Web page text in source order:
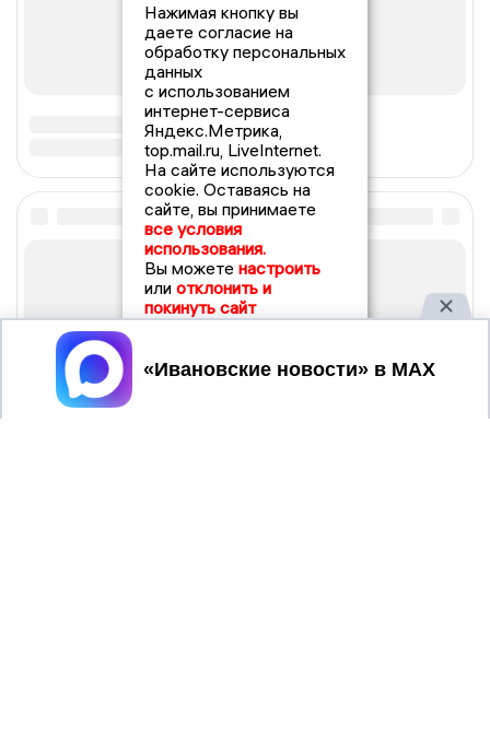
Нажимая кнопку вы
даете согласие на
обработку персональных
данных
с использованием
интернет-сервиса
Яндекс.Метрика,
top.mail.ru, LiveInternet.
На сайте используются
cookie. Оставаясь на
сайте, вы принимаете
все условия
использования.
Вы можете настроить
или отклонить и
покинуть сайт
Принять